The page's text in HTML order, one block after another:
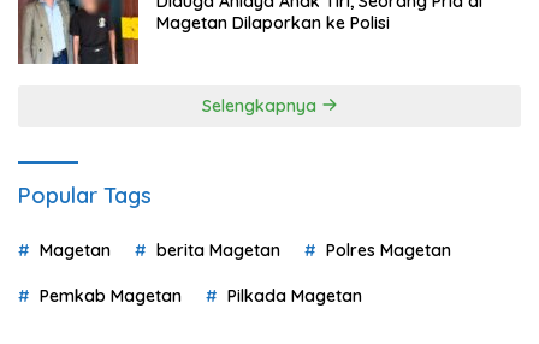
Magetan Dilaporkan ke Polisi
Selengkapnya
Popular Tags
Magetan berita Magetan Polres Magetan
Pemkab Magetan Pilkada Magetan